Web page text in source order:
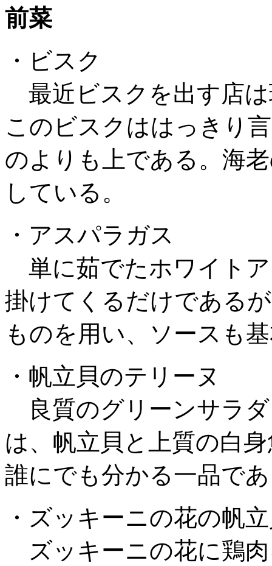
前菜
・ビスク
最近ビスクを出す店
このビスクははっきり
のよりも上である。海
している。
・アスパラガス
単に茹でたホワイト
掛けてくるだけである
ものを用い、ソースも
・帆立貝のテリーヌ
良質のグリーンサラ
は、帆立貝と上質の白
誰にでも分かる一品で
・ズッキーニの花の帆
ズッキーニの花に鶏